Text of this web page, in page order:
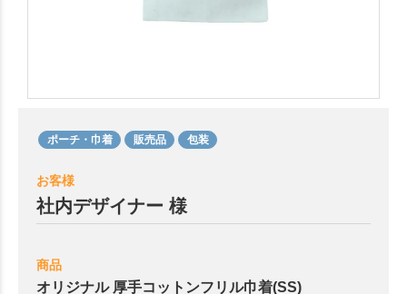
ポーチ・巾着 販売品 包装
お客様
社内デザイナー 様
商品
オリジナル 厚手コットンフリル巾着(SS)